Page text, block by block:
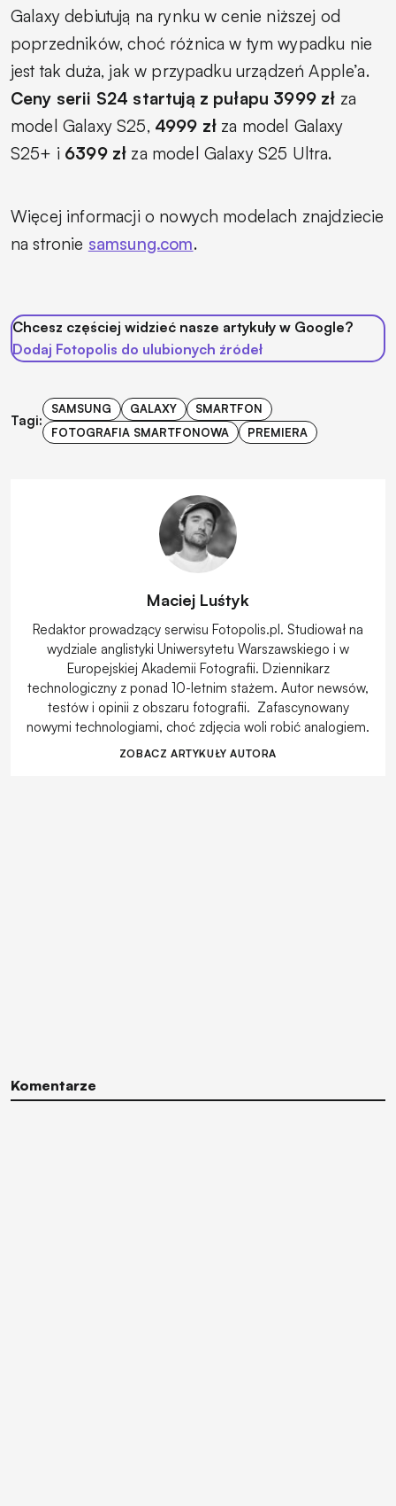
Galaxy debiutują na rynku w cenie niższej od
poprzedników, choć różnica w tym wypadku nie
jest tak duża, jak w przypadku urządzeń Apple’a.
Ceny serii S24 startują z pułapu 3999 zł za
model Galaxy S25, 4999 zł za model Galaxy
S25+ i 6399 zł za model Galaxy S25 Ultra.
Więcej informacji o nowych modelach znajdziecie
na stronie samsung.com.
Chcesz częściej widzieć nasze artykuły w Google?
Dodaj Fotopolis do ulubionych źródeł
Tagi:
SAMSUNG GALAXY
SMARTFON
FOTOGRAFIA SMARTFONOWA
PREMIERA
Maciej Luśtyk
Redaktor prowadzący serwisu Fotopolis.pl. Studiował na
wydziale anglistyki Uniwersytetu Warszawskiego i w
Europejskiej Akademii Fotografii. Dziennikarz
technologiczny z ponad 10-letnim stażem. Autor newsów,
testów i opinii z obszaru fotografii. Zafascynowany
nowymi technologiami, choć zdjęcia woli robić analogiem.
ZOBACZ ARTYKUŁY AUTORA
Komentarze